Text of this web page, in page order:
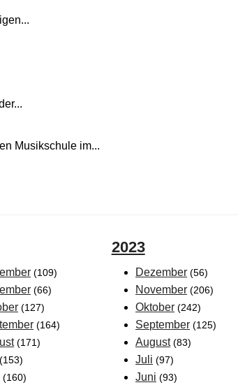
Musikschule im...
(109)
(66)
(127)
(164)
(171)
(153)
(160)
2023
Dezember (56)
November (206)
Oktober (242)
September (125)
August (83)
Juli (97)
Juni (93)